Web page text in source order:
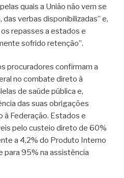
quais a União não vem se
verbas disponibilizadas” e,
repasses a estados e
sofrido retenção”.
procuradores confirmam a
no combate direto à
de saúde pública e,
das suas obrigações
Federação. Estados e
pelo custeio direto de 60%
a 4,2% do Produto Interno
para 95% na assistência